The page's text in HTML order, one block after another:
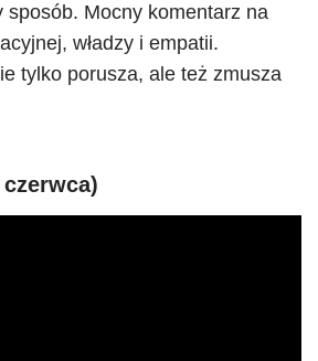
sposób. Mocny komentarz na
władzy i empatii.
tylko porusza, ale też zmusza